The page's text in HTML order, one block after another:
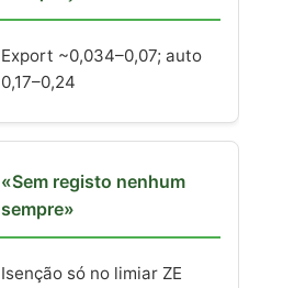
Export ~0,034–0,07; auto
0,17–0,24
«Sem registo nenhum
sempre»
Isenção só no limiar ZE